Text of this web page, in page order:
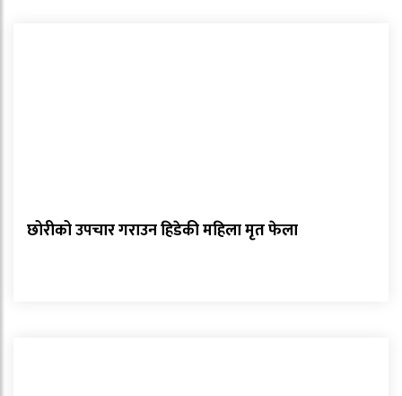
छोरीको उपचार गराउन हिडेकी महिला मृत फेला